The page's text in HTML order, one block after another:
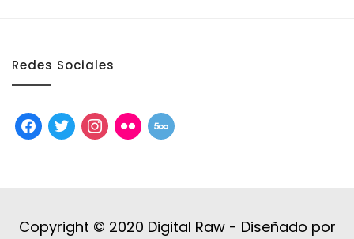
Redes Sociales
facebook
twitterinstagram
flickr 500px
Copyright © 2020 Digital Raw - Diseñado por